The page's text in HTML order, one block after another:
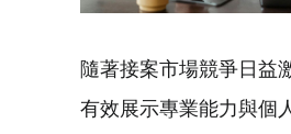
隨著接案市場競爭日益
有效展示專業能力與個